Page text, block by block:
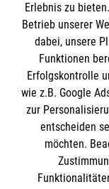
Unsere
vor: der
Unsere
vor: der
Unsere
vor: die
Erlebnis zu
Betrieb unserer
dabei, unsere
Funktionen
Erfolgskontrolle
wie z.B. Google
zur
entscheiden
möchten.